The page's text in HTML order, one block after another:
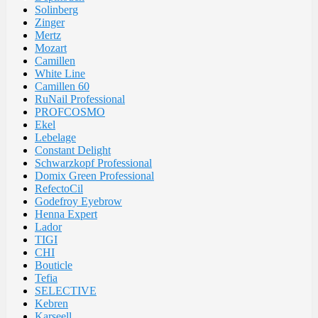
Solinberg
Zinger
Mertz
Mozart
Camillen
White Line
Camillen 60
RuNail Professional
PROFCOSMO
Ekel
Lebelage
Constant Delight
Schwarzkopf Professional
Domix Green Professional
RefectoCil
Godefroy Eyebrow
Henna Expert
Lador
TIGI
CHI
Bouticle
Tefia
SELECTIVE
Kebren